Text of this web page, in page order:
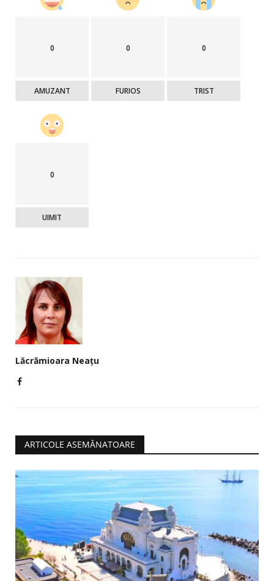
0
AMUZANT
0
FURIOS
0
TRIST
0
UIMIT
Lăcrămioara Neațu
ARTICOLE ASEMĂNATOARE